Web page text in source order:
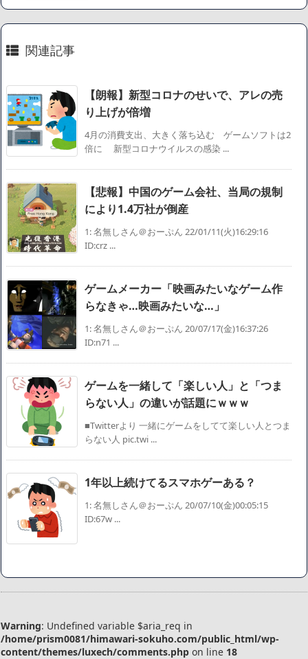
た」というデマ記事をこっそり削除してしまう
SM風俗嬢ワイ、なんでも答えるが質問ある？
関連記事
【朗報】新型コロナのせいで、アレの売
り上げが倍増
4月の消費支出、大きく落ち込む ゲームソフトは2
倍に 新型コロナウイルスの感染 ...
【悲報】中国のゲーム会社、当局の規制
により1.4万社が倒産
1: 名無しさん＠おーぷん 22/01/11(火)16:29:16
ID:crz ...
ゲームメーカー「映画みたいなゲーム作
らなきゃ…映画みたいな…」
1: 名無しさん＠おーぷん 20/07/17(金)16:37:26
ID:n71 ...
ゲームを一緒して「楽しい人」と「つま
らない人」の違いが話題にｗｗｗ
■Twitterより 一緒にゲームをしてて楽しい人とつま
らない人 pic.twi ...
1年以上続けてるスマホゲーある？
1: 名無しさん＠おーぷん 20/07/10(金)00:05:15
ID:67w ...
Warning: Undefined variable $aria_req in
/home/prism0081/himawari-sokuho.com/public_html/wp-
content/themes/luxech/comments.php on line 18